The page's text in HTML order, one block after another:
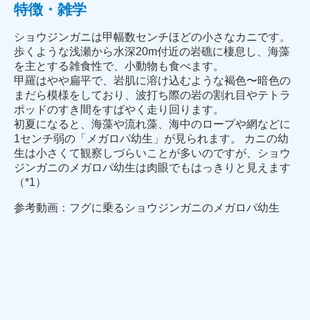
特徴・雑学
ショウジンガニは甲幅数センチほどの小さなカニです。
歩くような浅瀬から水深20m付近の岩礁に棲息し、海藻
を主とする雑食性で、小動物も食べます。
甲羅はやや扁平で、岩肌に溶け込むような褐色〜暗色の
まだら模様をしており、波打ち際の岩の割れ目やテトラ
ポッドのすき間をすばやく走り回ります。
初夏になると、海藻や流れ藻、海中のロープや網などに
1センチ弱の「メガロパ幼生」が見られます。 カニの幼
生は小さくて観察しづらいことが多いのですが、ショウ
ジンガニのメガロパ幼生は肉眼でもはっきりと見えます
（*1）
参考動画：フグに乗るショウジンガニのメガロパ幼生